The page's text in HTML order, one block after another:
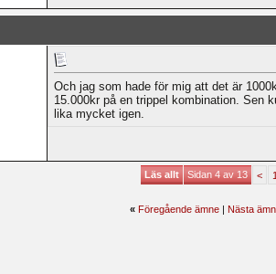
Och jag som hade för mig att det är
15.000kr på en trippel kombination. Sen
lika mycket igen.
Läs allt Sidan 4 av 13 <
« Föregående ämne| Nästa